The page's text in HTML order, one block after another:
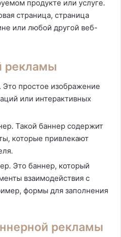
продукте или услуге.
страница, страница
или любой другой веб-
рекламы
Это простое изображение
или интерактивных
Такой баннер содержит
которые привлекают
Это баннер, который
взаимодействия с
формы для заполнения
рекламы